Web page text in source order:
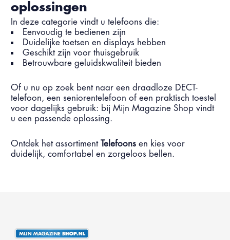
oplossingen
In deze categorie vindt u telefoons die:
Eenvoudig te bedienen zijn
Duidelijke toetsen en displays hebben
Geschikt zijn voor thuisgebruik
Betrouwbare geluidskwaliteit bieden
Of u nu op zoek bent naar een draadloze DECT-
telefoon, een seniorentelefoon of een praktisch toestel
voor dagelijks gebruik: bij Mijn Magazine Shop vindt
u een passende oplossing.
Ontdek het assortimentTelefoons en kies voor
duidelijk, comfortabel en zorgeloos bellen.